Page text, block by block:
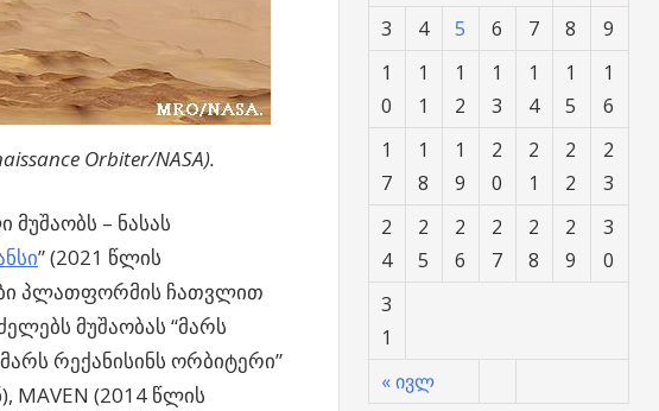
Orbiter/NASA).
მუშაობს – ნასას
” (2021 წლის
პლათფორმის ჩათვლით
მუშაობას “მარს
რექანისინს ორბიტერი”
MAVEN (2014 წლის
« ივლ
3
4 5 6 7 8
9
1
0
1
1
1
2
1
3
1
4
1
5
1
6
1
7
1
8
1
9
2
0
2
1
2
2
2
3
2
4
2
5
2
6
2
7
2
8
2
9
3
0
3
1